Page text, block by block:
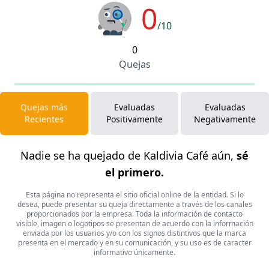
0/10
0
Quejas
Quejas más
Recientes
Evaluadas
Positivamente
Evaluadas
Negativamente
Nadie se ha quejado de Kaldivia Café aún, sé
el primero.
Esta página no representa el sitio oficial online de la entidad. Si lo
desea, puede presentar su queja directamente a través de los canales
proporcionados por la empresa. Toda la información de contacto
visible, imagen o logotipos se presentan de acuerdo con la información
enviada por los usuarios y/o con los signos distintivos que la marca
presenta en el mercado y en su comunicación, y su uso es de caracter
informativo únicamente.